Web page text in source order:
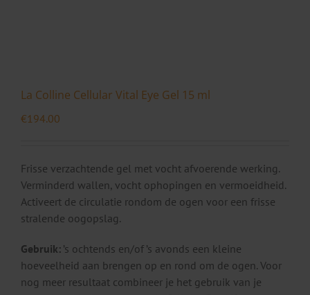
La Colline Cellular Vital Eye Gel 15 ml
€194.00
Frisse verzachtende gel met vocht afvoerende werking.
Verminderd wallen, vocht ophopingen en vermoeidheid.
Activeert de circulatie rondom de ogen voor een frisse
stralende oogopslag.
Gebruik: ’s ochtends en/of ’s avonds een kleine
hoeveelheid aan brengen op en rond om de ogen. Voor
nog meer resultaat combineer je het gebruik van je